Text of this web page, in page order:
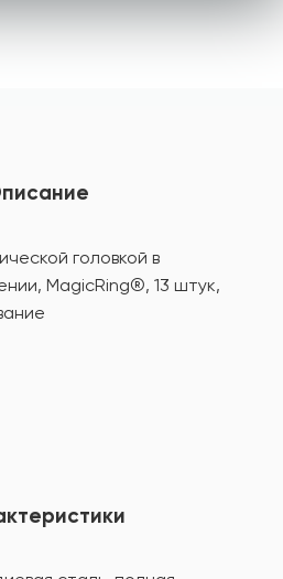
головкой в
MagicRing®, 13 штук,